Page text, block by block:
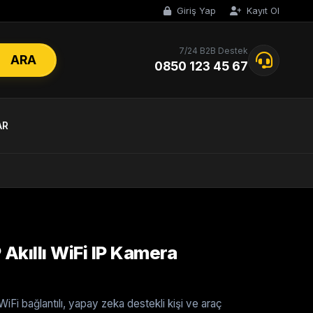
Giriş Yap Kayıt Ol
ARA
7/24 B2B Destek
0850 123 45 67
WiFi IP Kamera
bağlantılı, yapay zeka destekli kişi ve araç